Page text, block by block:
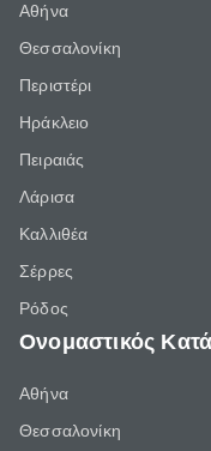
Αθήνα
Θεσσαλονίκη
Περιστέρι
Ηράκλειο
Πειραιάς
Λάρισα
Καλλιθέα
Σέρρες
Ρόδος
Ονομαστικός
Αθήνα
Θεσσαλονίκη